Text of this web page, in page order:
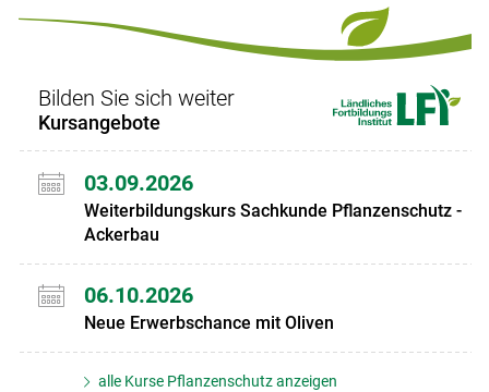
Bilden Sie sich weiter
Kursangebote
03.09.2026
Weiterbildungskurs Sachkunde Pflanzenschutz -
Ackerbau
06.10.2026
Neue Erwerbschance mit Oliven
alle Kurse Pflanzenschutz anzeigen